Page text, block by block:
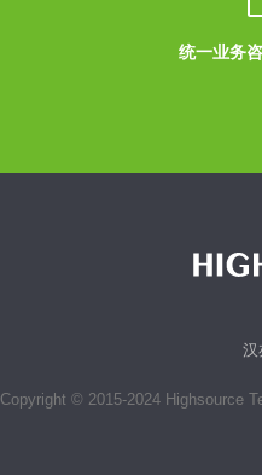
统一业务
汉
Copyright © 2015-2024 Highsource